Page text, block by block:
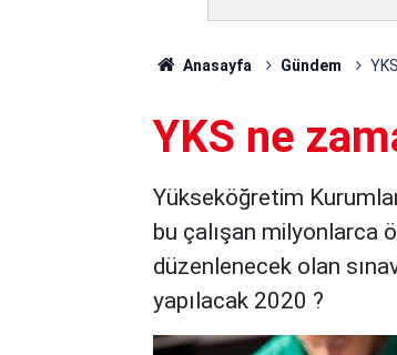
Anasayfa Gündem
YKS ne
Yükseköğretim
bu çalışan milyonlarca
düzenlenecek olan
yapılacak 2020 ?